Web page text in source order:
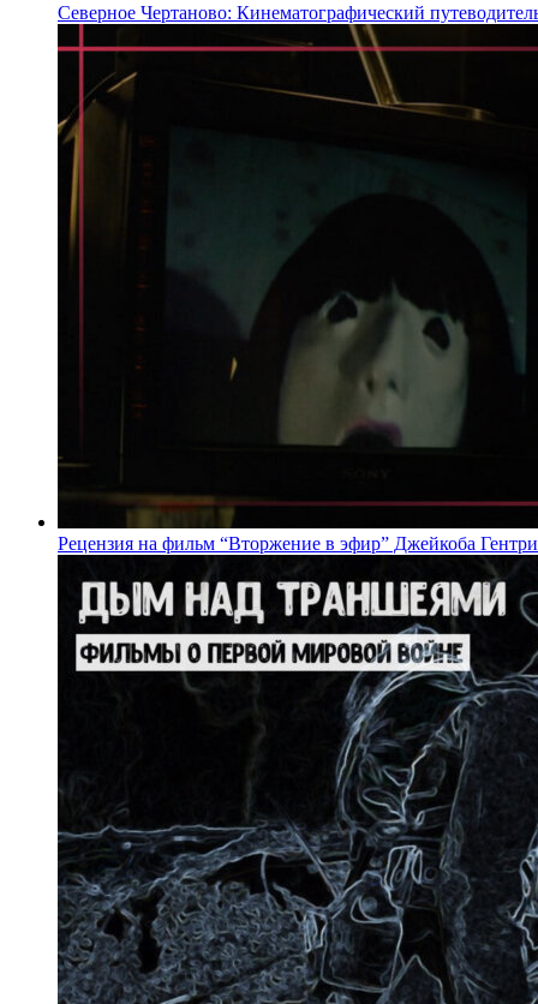
Северное Чертаново: Кинематографический
Рецензия на фильм “Вторжение в эфир” Джейкоба Гентри